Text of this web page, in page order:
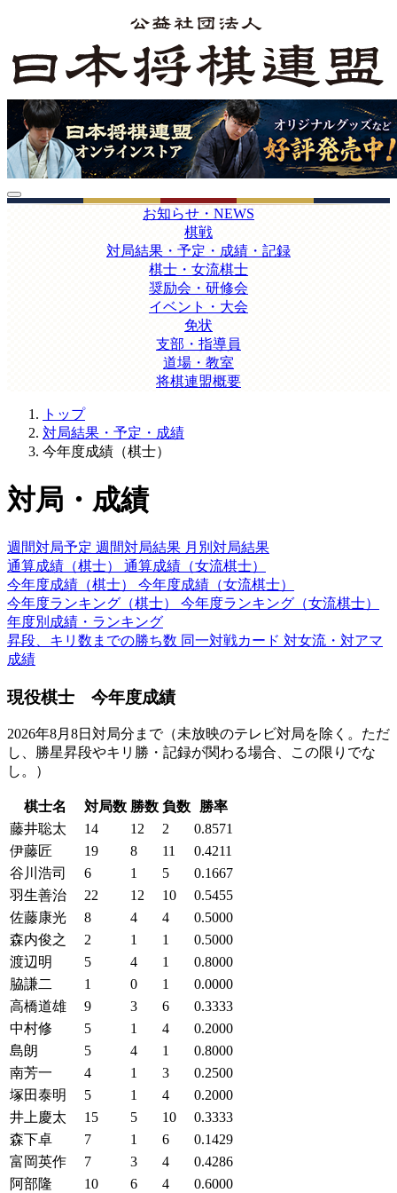
お知らせ・NEWS
棋戦
対局結果・予定・成績・記録
棋士・女流棋士
奨励会・研修会
イベント・大会
免状
支部・指導員
道場・教室
将棋連盟概要
トップ
対局結果・予定・成績
今年度成績（棋士）
対局・成績
週間対局予定 週間対局結果 月別対局結果
通算成績（棋士） 通算成績（女流棋士）
今年度成績（棋士） 今年度成績（女流棋士）
今年度ランキング（棋士） 今年度ランキング（女流棋士）
年度別成績・ランキング
昇段、キリ数までの勝ち数 同一対戦カード 対女流・対アマ
成績
現役棋士 今年度成績
2026年8月8日対局分まで（未放映のテレビ対局を除く。ただ
し、勝星昇段やキリ勝・記録が関わる場合、この限りでな
し。）
棋士名 対局数 勝数 負数
勝率
藤井聡太
14 12 2
0.8571
伊藤匠
19 8 11
0.4211
谷川浩司
6 1 5
0.1667
羽生善治
22 12 10
0.5455
佐藤康光
8 4 4
0.5000
森内俊之
2 1 1
0.5000
渡辺明
5 4 1
0.8000
脇謙二
1 0 1
0.0000
高橋道雄
9 3 6
0.3333
中村修
5 1 4
0.2000
島朗
5 4 1
0.8000
南芳一
4 1 3
0.2500
塚田泰明
5 1 4
0.2000
井上慶太
15 5 10
0.3333
森下卓
7 1 6
0.1429
富岡英作
7 3 4
0.4286
阿部隆
10 6 4
0.6000